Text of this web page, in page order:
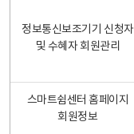
정보통신보조기기 신청자
및 수혜자 회원관리
스마트쉼센터 홈페이지
회원정보